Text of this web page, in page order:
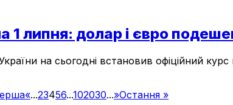
1 липня: долар і євро
на сьогодні встановив офіційний
«...23456...102030...»Остання »